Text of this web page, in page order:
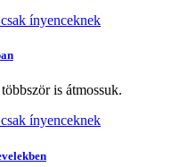
is átmossuk.